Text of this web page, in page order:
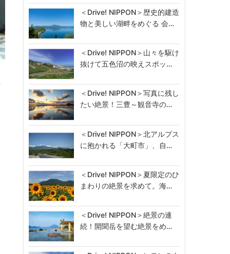
＜Drive! NIPPON＞歴史的建造
物と美しい湖畔をめぐる 会…
＜Drive! NIPPON＞山々を駆け
抜けて五色沼の映えスポッ…
＜Drive! NIPPON＞写真に残し
たい絶景！三豊～観音寺の…
＜Drive! NIPPON＞北アルプス
に抱かれる「大町市」、自…
＜Drive! NIPPON＞夏限定のひ
まわりの絶景を求めて。海…
＜Drive! NIPPON＞絶景の連
続！開聞岳を望む絶景をめ…